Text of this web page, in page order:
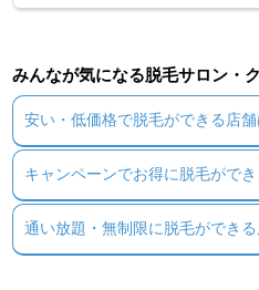
方ないけど）しかし、無痛を謳っ
ます。半年以上利用させて頂いて
くなるなど体感出来ることが多い
みんなが気になる脱毛サロン・
安い・低価格で脱毛ができる店舗
キャンペーンでお得に脱毛ができ
通い放題・無制限に脱毛ができる